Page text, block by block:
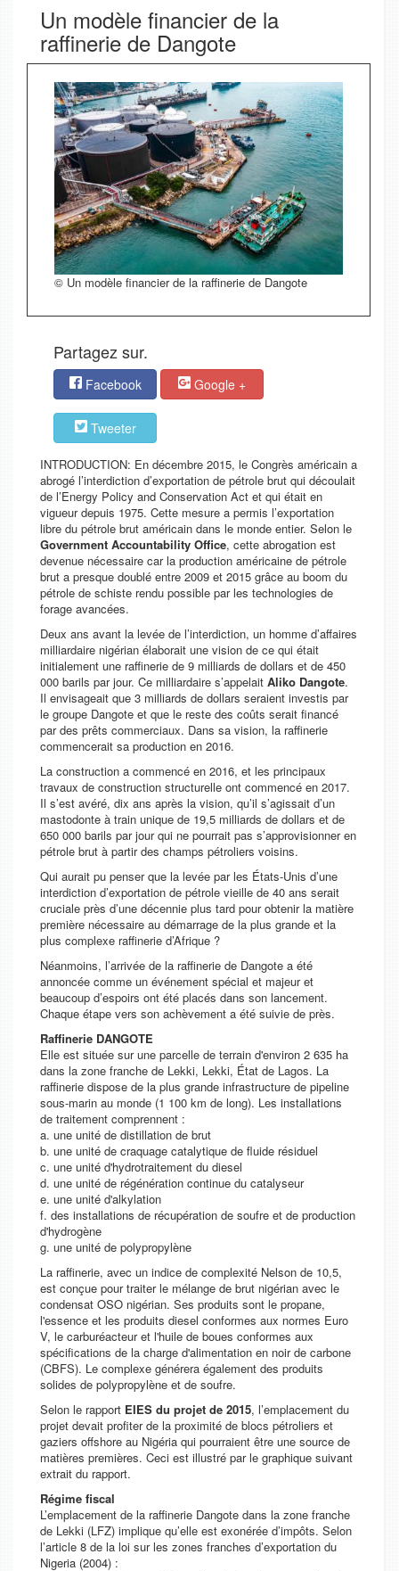
Un modèle financier de la
raffinerie de Dangote
© Un modèle financier de la raffinerie de Dangote
Partagez sur.
Facebook Google +
Tweeter
INTRODUCTION: En décembre 2015, le Congrès américain a
abrogé l’interdiction d’exportation de pétrole brut qui découlait
de l’Energy Policy and Conservation Act et qui était en
vigueur depuis 1975. Cette mesure a permis l’exportation
libre du pétrole brut américain dans le monde entier. Selon le
Government Accountability Office, cette abrogation est
devenue nécessaire car la production américaine de pétrole
brut a presque doublé entre 2009 et 2015 grâce au boom du
pétrole de schiste rendu possible par les technologies de
forage avancées.
Deux ans avant la levée de l’interdiction, un homme d’affaires
milliardaire nigérian élaborait une vision de ce qui était
initialement une raffinerie de 9 milliards de dollars et de 450
000 barils par jour. Ce milliardaire s’appelait Aliko Dangote.
Il envisageait que 3 milliards de dollars seraient investis par
le groupe Dangote et que le reste des coûts serait financé
par des prêts commerciaux. Dans sa vision, la raffinerie
commencerait sa production en 2016.
La construction a commencé en 2016, et les principaux
travaux de construction structurelle ont commencé en 2017.
Il s’est avéré, dix ans après la vision, qu’il s’agissait d’un
mastodonte à train unique de 19,5 milliards de dollars et de
650 000 barils par jour qui ne pourrait pas s’approvisionner en
pétrole brut à partir des champs pétroliers voisins.
Qui aurait pu penser que la levée par les États-Unis d’une
interdiction d’exportation de pétrole vieille de 40 ans serait
cruciale près d’une décennie plus tard pour obtenir la matière
première nécessaire au démarrage de la plus grande et la
plus complexe raffinerie d’Afrique ?
Néanmoins, l’arrivée de la raffinerie de Dangote a été
annoncée comme un événement spécial et majeur et
beaucoup d’espoirs ont été placés dans son lancement.
Chaque étape vers son achèvement a été suivie de près.
Raffinerie DANGOTE
Elle est située sur une parcelle de terrain d'environ 2 635 ha
dans la zone franche de Lekki, Lekki, État de Lagos. La
raffinerie dispose de la plus grande infrastructure de pipeline
sous-marin au monde (1 100 km de long). Les installations
de traitement comprennent :
a. une unité de distillation de brut
b. une unité de craquage catalytique de fluide résiduel
c. une unité d'hydrotraitement du diesel
d. une unité de régénération continue du catalyseur
e. une unité d'alkylation
f. des installations de récupération de soufre et de production
d'hydrogène
g. une unité de polypropylène
La raffinerie, avec un indice de complexité Nelson de 10,5,
est conçue pour traiter le mélange de brut nigérian avec le
condensat OSO nigérian. Ses produits sont le propane,
l'essence et les produits diesel conformes aux normes Euro
V, le carburéacteur et l'huile de boues conformes aux
spécifications de la charge d'alimentation en noir de carbone
(CBFS). Le complexe générera également des produits
solides de polypropylène et de soufre.
Selon le rapport EIES du projet de 2015, l’emplacement du
projet devait profiter de la proximité de blocs pétroliers et
gaziers offshore au Nigéria qui pourraient être une source de
matières premières. Ceci est illustré par le graphique suivant
extrait du rapport.
Régime fiscal
L’emplacement de la raffinerie Dangote dans la zone franche
de Lekki (LFZ) implique qu’elle est exonérée d’impôts. Selon
l’article 8 de la loi sur les zones franches d’exportation du
Nigeria (2004) :